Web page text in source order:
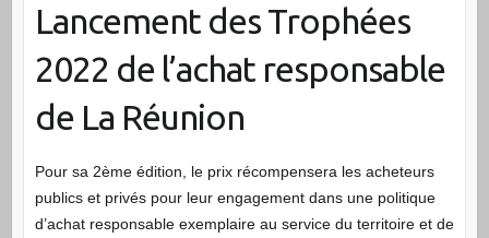
Lancement des Trophées
2022 de l’achat responsable
de La Réunion
Pour sa 2ème édition, le prix récompensera les acheteurs
publics et privés pour leur engagement dans une politique
d’achat responsable exemplaire au service du territoire et de